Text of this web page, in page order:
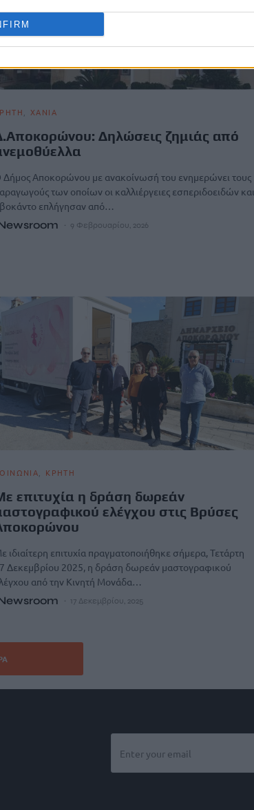
ΧΑΝΙΑ
Δηλώσεις ζημιάς από
Δήμος Αποκορώνου με ανακοίνωσή του ενημερώνει τους
των οποίων οι καλλιέργειες εσπεριδοειδών και
επλήγησαν από…
9 Φεβρουαρίου, 2026
ΚΡΗΤΗ
επιτυχία η δράση δωρεάν
ελέγχου στις Βρύσες
ιδιαίτερη επιτυχία πραγματοποιήθηκε σήμερα, Τετάρτη
Δεκεμβρίου 2025, η δράση δωρεάν μαστογραφικού
από την Κινητή Μονάδα…
17 Δεκεμβρίου, 2025